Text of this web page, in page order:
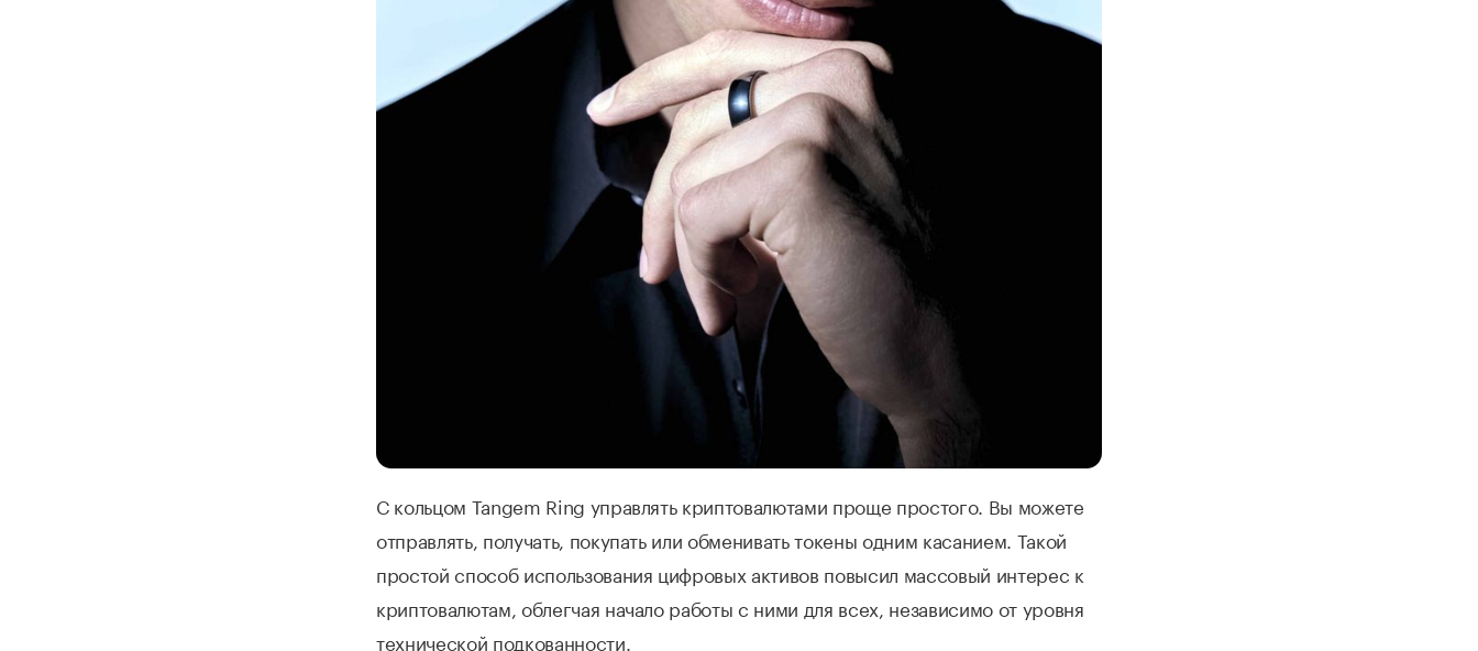
С кольцом Tangem Ring управлять криптовалютами проще простого. Вы можете
отправлять, получать, покупать или обменивать токены одним касанием. Такой
простой способ использования цифровых активов повысил массовый интерес к
криптовалютам, облегчая начало работы с ними для всех, независимо от уровня
технической подкованности.